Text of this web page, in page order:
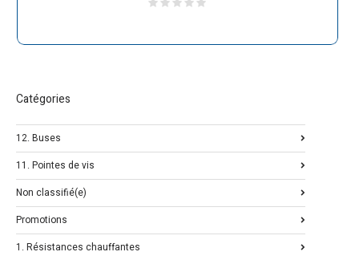
Catégories
12. Buses
11. Pointes de vis
Non classifié(e)
Promotions
1. Résistances chauffantes